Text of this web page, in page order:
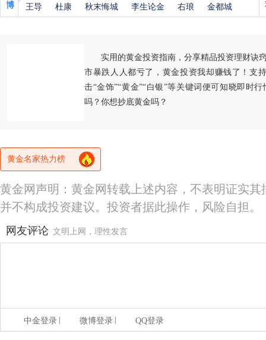
博
王导
杜康 秋末悔城 李生论金 右琅 金都城
实用的黄金投资指南，分享精品投资理财诀
市暴跌人人都亏了，黄金投资我却赚钱了！支
击“金饰”“黄金”“白银”等关键词便可知晓即时
吗？你想抄底黄金吗？
黄金名家热力榜
黄金网声明：黄金网转载上述内容，不表明证实
并不构成投资建议。投资者据此操作，风险自担。
网友评论 文明上网，理性发言
中金登录 微博登录 QQ登录